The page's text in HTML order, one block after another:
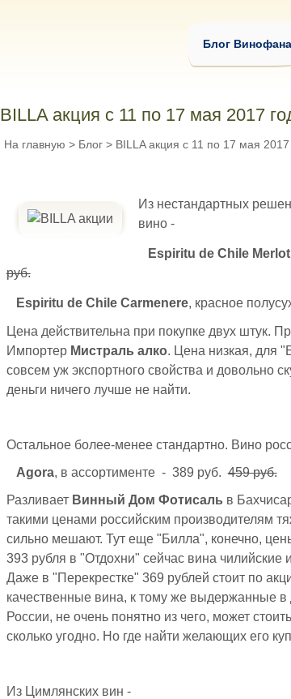
Блог Винофана
BILLA акция с 11 по 17 мая 2017
На главную > Блог >BILLA акция с 11 по 17 мая 2017
Из нестандартных
вино -
Espiritu de Chile Merlot
руб.
Espiritu de Chile Carmenere, красное
Цена действительна при покупке двух штук.
Импортер Мистраль алко. Цена низкая, для
совсем уж экспортного свойства и довольно
деньги ничего лучше не найти.
Остальное более-менее стандартно. Вино
Agora, в ассортименте - 389 руб.459 руб.
Разливает Винный Дом Фотисаль в
такими ценами российским производителям
сильно мешают. Тут еще "Билла", конечно,
393 рубля в "Отдохни" сейчас вина
Даже в "Перекрестке" 369 рублей стоит по
качественные вина, к тому же выдержанные в
России, не очень понятно из чего, может
сколько угодно. Но где найти желающих его
Из Цимлянских вин -